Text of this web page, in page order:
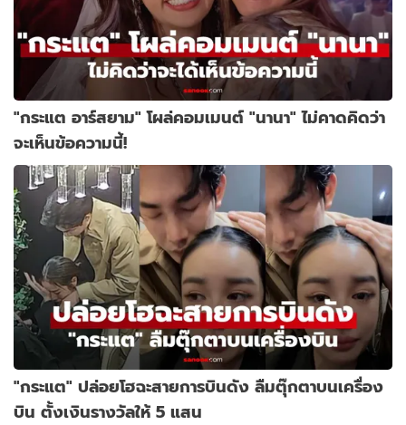
"กระแต อาร์สยาม" โผล่คอมเมนต์ "นานา" ไม่คาดคิดว่า
จะเห็นข้อความนี้!
"กระแต" ปล่อยโฮฉะสายการบินดัง ลืมตุ๊กตาบนเครื่อง
บิน ตั้งเงินรางวัลให้ 5 แสน